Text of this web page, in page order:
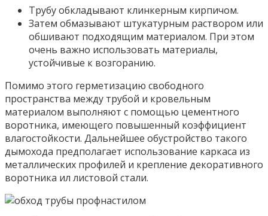
Трубу обкладывают клинкерным кирпичом.
Затем обмазывают штукатурным раствором или
обшивают подходящим материалом. При этом
очень важно использовать материалы,
устойчивые к возгоранию.
Помимо этого герметизацию свободного
пространства между трубой и кровельным
материалом выполняют с помощью цементного
воротника, имеющего повышенный коэффициент
влагостойкости. Дальнейшее обустройство такого
дымохода предполагает использование каркаса из
металлических профилей и крепление декоративного
воротника ил листовой стали.